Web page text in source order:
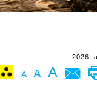
2026.
A A A